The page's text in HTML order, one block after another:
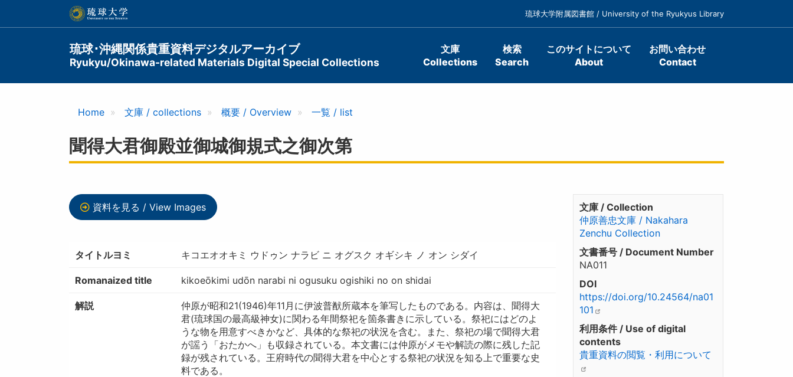
ン
琉球大学附属図書館 / University of the Ryukyus Library
琉球･沖縄関係貴重資料デジタルアーカイブ
Ryukyu/Okinawa-related Materials Digital Special Collections
Main
navigation
文庫
Collections
検索
Search
このサイトについて
About
お問い合わせ
Contact
Home 文庫 / collections 概要 / Overview 一覧 / list
聞得大君御殿並御城御規式之御次第
資料を見る / View Images
タイトルヨミ キコエオオキミ ウドゥン ナラビ ニ オグスク オギシキ ノ オン シダイ
Romanaized title kikoeōkimi udōn narabi ni ogusuku ogishiki no on shidai
解説
仲原が昭和21(1946)年11月に伊波普猷所蔵本を筆写したものである。内容は、聞得大
君(琉球国の最高級神女)に関わる年間祭祀を箇条書きに示している。祭祀にはどのよ
うな物を用意すべきかなど、具体的な祭祀の状況を含む。また、祭祀の場で聞得大君
が謡う「おたかへ」も収録されている。本文書には仲原がメモや解読の際に残した記
録が残されている。王府時代の聞得大君を中心とする祭祀の状況を知る上で重要な史
料である。
文庫 / Collection
仲原善忠文庫 / Nakahara
Zenchu Collection
文書番号 / Document Number
NA011
DOI
https://doi.org/10.24564/na01
101
利用条件 / Use of digital
contents
貴重資料の閲覧・利用について